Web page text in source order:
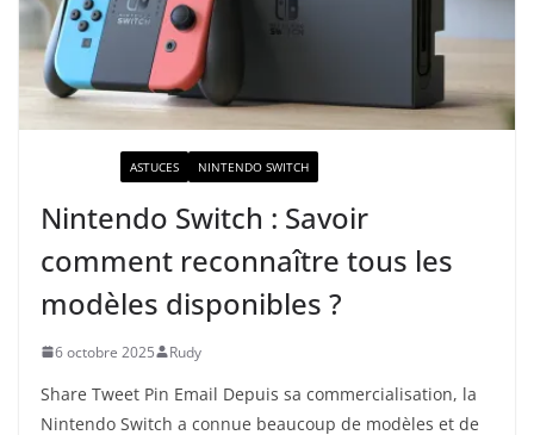
ASTUCES NINTENDO SWITCH
Nintendo Switch : Savoir
comment reconnaître tous les
modèles disponibles ?
6 octobre 2025 Rudy
Share Tweet Pin Email Depuis sa commercialisation, la
Nintendo Switch a connue beaucoup de modèles et de